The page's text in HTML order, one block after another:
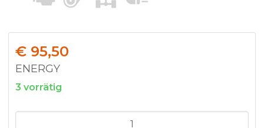
€ 95,50
ENERGY
3 vorrätig